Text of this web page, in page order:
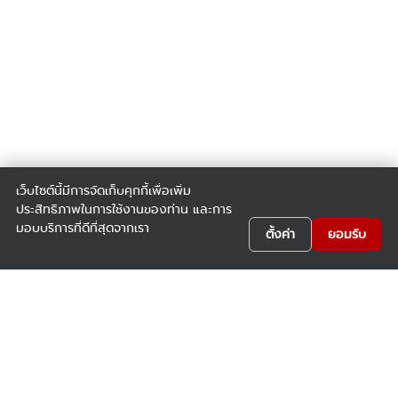
เว็บไซต์นี้มีการจัดเก็บคุกกี้เพื่อเพิ่ม
ประสิทธิภาพในการใช้งานของท่าน และการ
มอบบริการที่ดีที่สุดจากเรา
ตั้งค่า ยอมรับ